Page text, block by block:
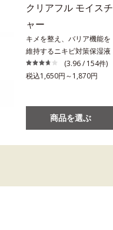
クリアフル モイスチ
ャー
キメを整え、バリア機能を
維持するニキビ対策保湿液
(3.96 / 154件)
税込1,650円～1,870円
商品を選ぶ